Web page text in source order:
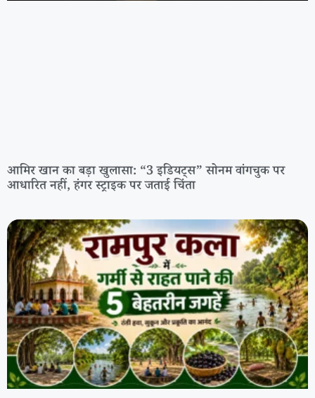
आमिर खान का बड़ा खुलासा: “3 इडियट्स” सोनम वांगचुक पर
आधारित नहीं, हंगर स्ट्राइक पर जताई चिंता